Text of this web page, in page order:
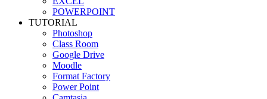
POWERPOINT
TUTORIAL
Photoshop
Class Room
Google Drive
Moodle
Format Factory
Power Point